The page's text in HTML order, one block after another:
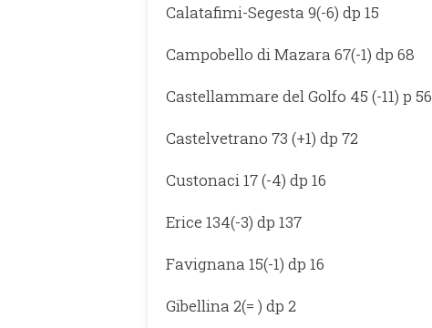
Calatafimi-Segesta 9(-6) dp 15
Campobello di Mazara 67(-1) dp 68
Castellammare del Golfo 45 (-11) p 56
Castelvetrano 73 (+1) dp 72
Custonaci 17 (-4) dp 16
Erice 134(-3) dp 137
Favignana 15(-1) dp 16
Gibellina 2(= ) dp 2